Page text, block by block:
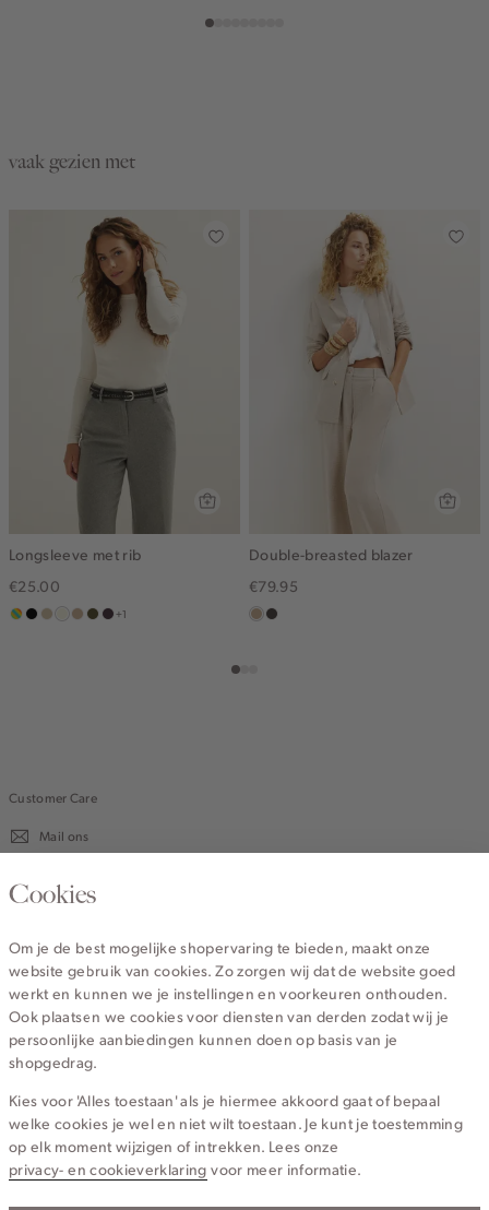
vaak gezien met
Longsleeve met rib
€25.00
meerkleurig
zwartlichtzand
ecru
middenzand
groen,
bordeaux,
+1
Double-breasted blazer
€79.95
zandchoco
Customer Care
Mail ons
020 - 3412 670
Service
Wij zijn Cotton Club
Topcategorieën voor jou
Cookies
Om je de best mogelijke shopervaring te bieden, maakt onze
website gebruik van cookies. Zo zorgen wij dat de website goed
werkt en kunnen we je instellingen en voorkeuren onthouden.
Ook plaatsen we cookies voor diensten van derden zodat wij je
persoonlijke aanbiedingen kunnen doen op basis van je
shopgedrag.
Kies voor 'Alles toestaan' als je hiermee akkoord gaat of bepaal
welke cookies je wel en niet wilt toestaan. Je kunt je toestemming
op elk moment wijzigen of intrekken. Lees onze
privacy- en cookieverklaring voor meer informatie.